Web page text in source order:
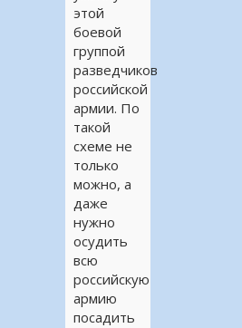
этой
боевой
группой
разведчиков
российской
армии. По
такой
схеме не
только
можно, а
даже
нужно
осудить
всю
российскую
армию
посадить